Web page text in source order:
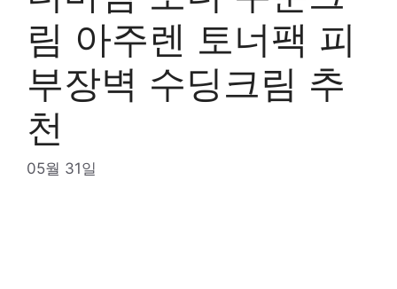
림 아주렌 토너팩 피
부장벽 수딩크림 추
천
05월 31일